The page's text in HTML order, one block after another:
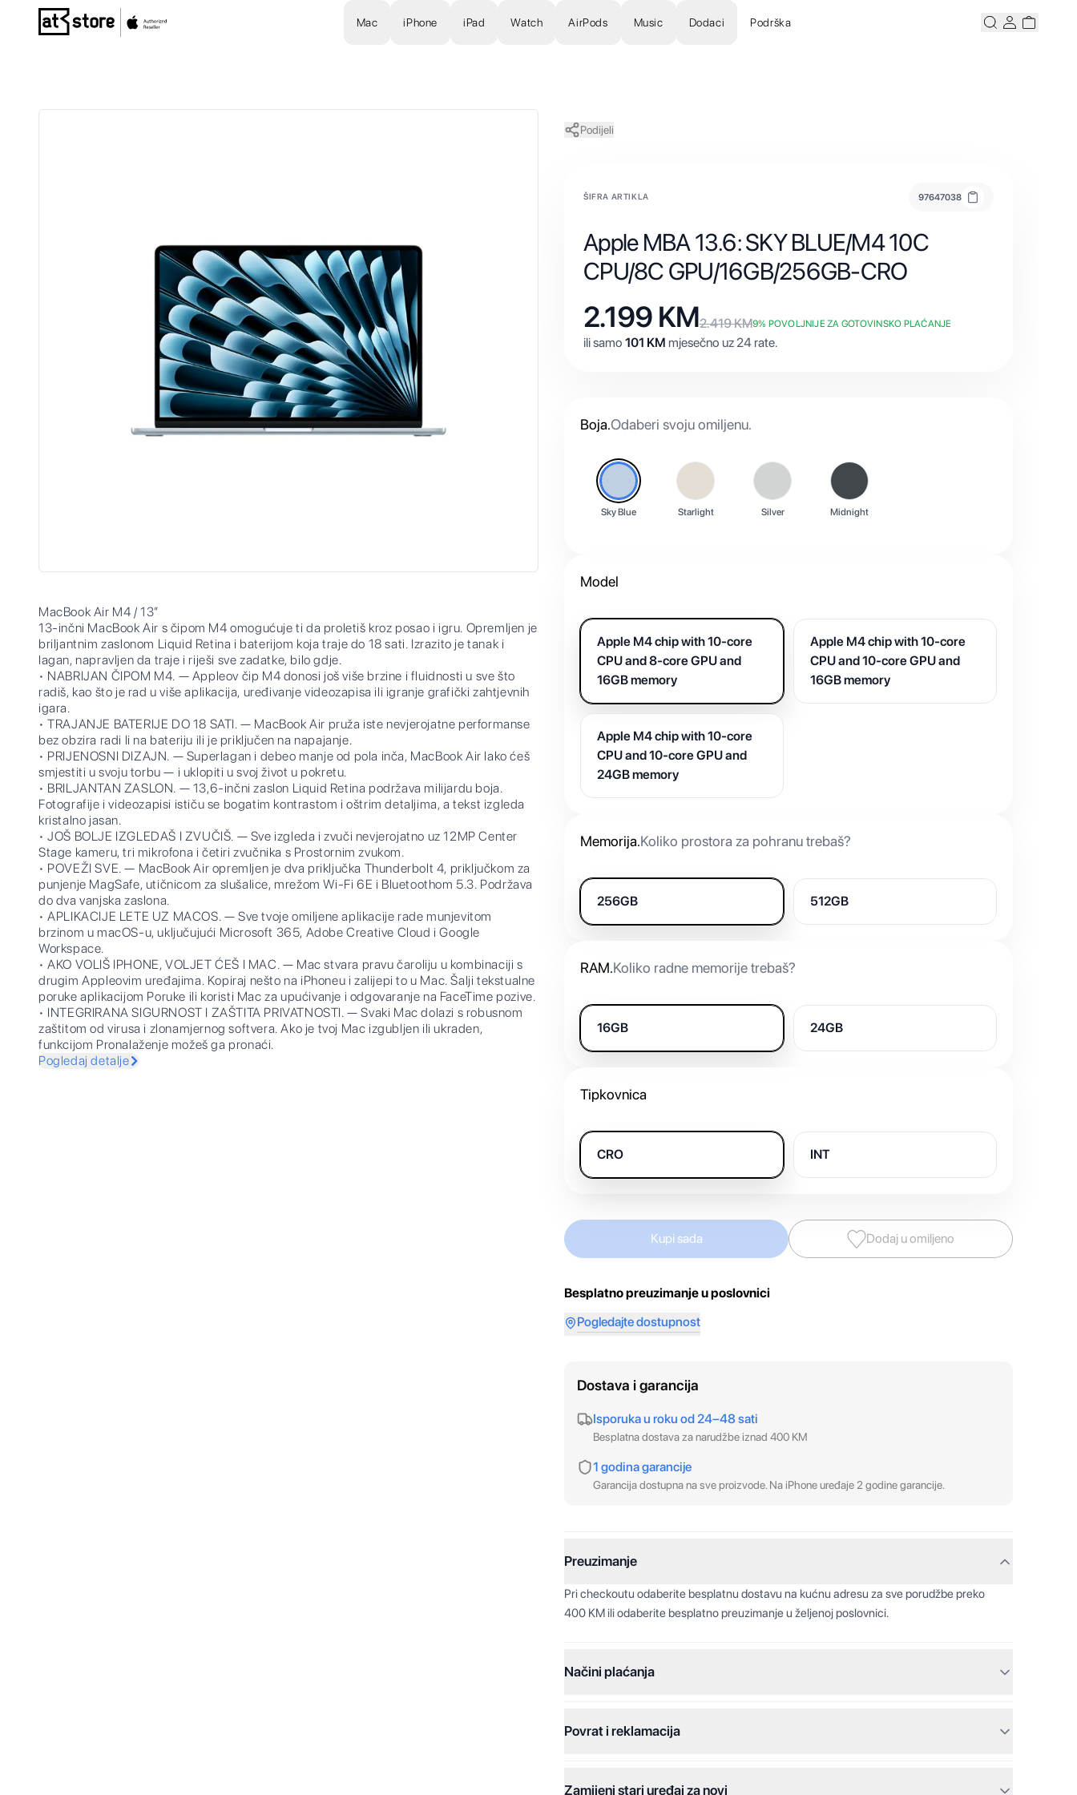
Posjetite početnu stranicu AT Store
Mac iPhone iPad Watch AirPods Music Dodaci Podrška PretražiKorisnicki
MacBook Air M4 / 13”
13-inčni MacBook Air s čipom M4 omogućuje ti da proletiš kroz posao i igru. Opremljen je
briljantnim zaslonom Liquid Retina i baterijom koja traje do 18 sati. Izrazito je tanak i
lagan, napravljen da traje i riješi sve zadatke, bilo gdje.
• NABRIJAN ČIPOM M4. — Appleov čip M4 donosi još više brzine i fluidnosti u sve što
radiš, kao što je rad u više aplikacija, uređivanje videozapisa ili igranje grafički zahtjevnih
igara.
• TRAJANJE BATERIJE DO 18 SATI. — MacBook Air pruža iste nevjerojatne performanse
bez obzira radi li na bateriju ili je priključen na napajanje.
• PRIJENOSNI DIZAJN. — Superlagan i debeo manje od pola inča, MacBook Air lako ćeš
smjestiti u svoju torbu — i uklopiti u svoj život u pokretu.
• BRILJANTAN ZASLON. — 13,6-inčni zaslon Liquid Retina podržava milijardu boja.
Fotografije i videozapisi ističu se bogatim kontrastom i oštrim detaljima, a tekst izgleda
kristalno jasan.
• JOŠ BOLJE IZGLEDAŠ I ZVUČIŠ. — Sve izgleda i zvuči nevjerojatno uz 12MP Center
Stage kameru, tri mikrofona i četiri zvučnika s Prostornim zvukom.
• POVEŽI SVE. — MacBook Air opremljen je dva priključka Thunderbolt 4, priključkom za
punjenje MagSafe, utičnicom za slušalice, mrežom Wi-Fi 6E i Bluetoothom 5.3. Podržava
do dva vanjska zaslona.
• APLIKACIJE LETE UZ MACOS. — Sve tvoje omiljene aplikacije rade munjevitom
brzinom u macOS-u, uključujući Microsoft 365, Adobe Creative Cloud i Google
Workspace.
• AKO VOLIŠ IPHONE, VOLJET ĆEŠ I MAC. — Mac stvara pravu čaroliju u kombinaciji s
drugim Appleovim uređajima. Kopiraj nešto na iPhoneu i zalijepi to u Mac. Šalji tekstualne
poruke aplikacijom Poruke ili koristi Mac za upućivanje i odgovaranje na FaceTime pozive.
• INTEGRIRANA SIGURNOST I ZAŠTITA PRIVATNOSTI. — Svaki Mac dolazi s robusnom
zaštitom od virusa i zlonamjernog softvera. Ako je tvoj Mac izgubljen ili ukraden,
funkcijom Pronalaženje možeš ga pronaći.
Pogledaj detalje
Podijeli
ŠIFRA ARTIKLA 97647038
Apple MBA 13.6: SKY BLUE/M4 10C
CPU/8C GPU/16GB/256GB-CRO
2.199 KM2.419KM9% POVOLJNIJE ZA GOTOVINSKO PLAĆANJE
ili samo 101 KM mjesečno uz 24 rate.
Boja.Odaberi svoju omiljenu.
Sky Blue Starlight Silver Midnight
Model
Apple M4 chip with 10-core
CPU and 8-core GPU and
16GB memory
Apple M4 chip with 10-core
CPU and 10-core GPU and
16GB memory
Apple M4 chip with 10-core
CPU and 10-core GPU and
24GB memory
Memorija.Koliko prostora za pohranu trebaš?
256GB 512GB
RAM.Koliko radne memorije trebaš?
16GB 24GB
Tipkovnica
CRO INT
Kupi sada Dodaj u omiljeno
Besplatno preuzimanje u poslovnici
Pogledajte dostupnost
Dostava i garancija
Isporuka u roku od 24–48 sati
Besplatna dostava za narudžbe iznad 400 KM
1 godina garancije
Garancija dostupna na sve proizvode. Na iPhone uređaje 2 godine garancije.
Preuzimanje
Pri checkoutu odaberite besplatnu dostavu na kućnu adresu za sve porudžbe preko
400 KM ili odaberite besplatno preuzimanje u željenoj poslovnici.
Načini plaćanja
Jednokratna plaćanja:
Povrat i reklamacija
Zamijeni stari uređaj za novi